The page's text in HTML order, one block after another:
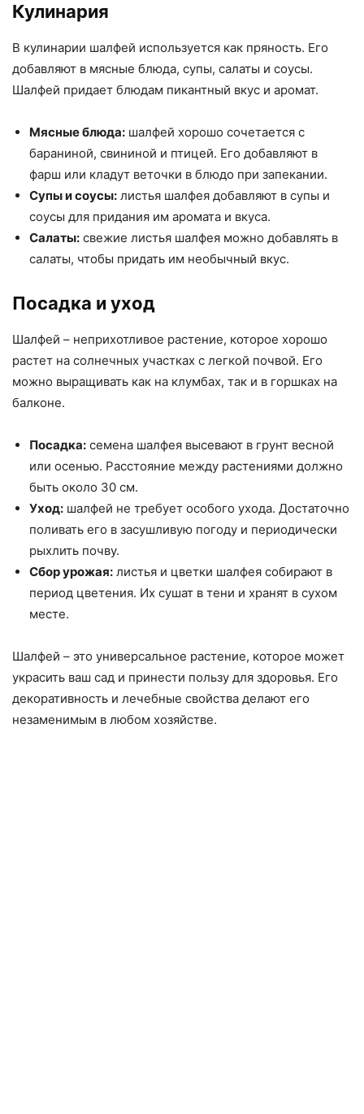
Кулинария
В кулинарии шалфей используется как пряность. Его
добавляют в мясные блюда, супы, салаты и соусы.
Шалфей придает блюдам пикантный вкус и аромат.
Мясные блюда: шалфей хорошо сочетается с
бараниной, свининой и птицей. Его добавляют в
фарш или кладут веточки в блюдо при запекании.
Супы и соусы: листья шалфея добавляют в супы и
соусы для придания им аромата и вкуса.
Салаты: свежие листья шалфея можно добавлять в
салаты, чтобы придать им необычный вкус.
Посадка и уход
Шалфей – неприхотливое растение, которое хорошо
растет на солнечных участках с легкой почвой. Его
можно выращивать как на клумбах, так и в горшках на
балконе.
Посадка: семена шалфея высевают в грунт весной
или осенью. Расстояние между растениями должно
быть около 30 см.
Уход: шалфей не требует особого ухода. Достаточно
поливать его в засушливую погоду и периодически
рыхлить почву.
Сбор урожая: листья и цветки шалфея собирают в
период цветения. Их сушат в тени и хранят в сухом
месте.
Шалфей – это универсальное растение, которое может
украсить ваш сад и принести пользу для здоровья. Его
декоративность и лечебные свойства делают его
незаменимым в любом хозяйстве.